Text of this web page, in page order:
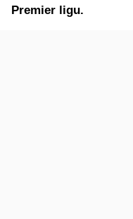
Premier ligu.